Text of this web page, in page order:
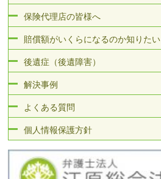
保険代理店の皆様へ
賠償額がいくらになるのか知りたい
後遺症（後遺障害）
解決事例
よくある質問
個人情報保護方針